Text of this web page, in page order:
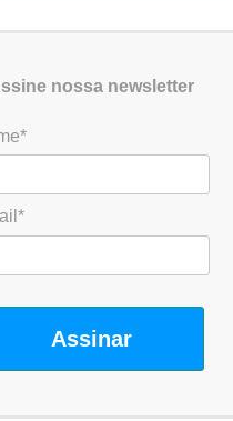
nossa newsletter
Assinar